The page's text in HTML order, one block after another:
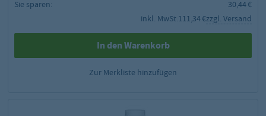
Sie sparen:
30,44 €
inkl. MwSt.111,34 €zzgl. Versand
In den Warenkorb
Zur Merkliste hinzufügen